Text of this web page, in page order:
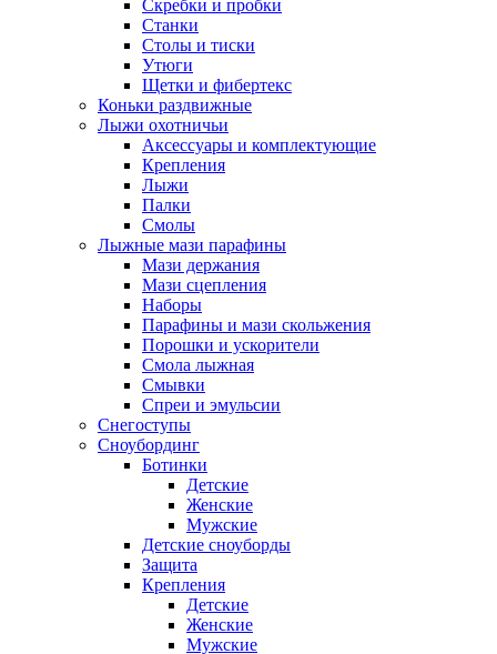
Скребки и пробки
Станки
Столы и тиски
Утюги
Щетки и фибертекс
Коньки раздвижные
Лыжи охотничьи
Аксессуары и комплектующие
Крепления
Лыжи
Палки
Смолы
Лыжные мази парафины
Мази держания
Мази сцепления
Наборы
Парафины и мази скольжения
Порошки и ускорители
Смола лыжная
Смывки
Спреи и эмульсии
Снегоступы
Сноубординг
Ботинки
Детские
Женские
Мужские
Детские сноуборды
Защита
Крепления
Детские
Женские
Мужские